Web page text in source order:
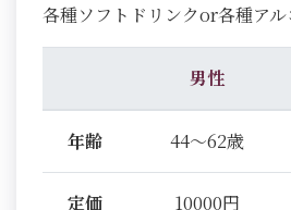
各種ソフトドリンクor各種ア
男性
年齢 44～62歳
定価 10000円